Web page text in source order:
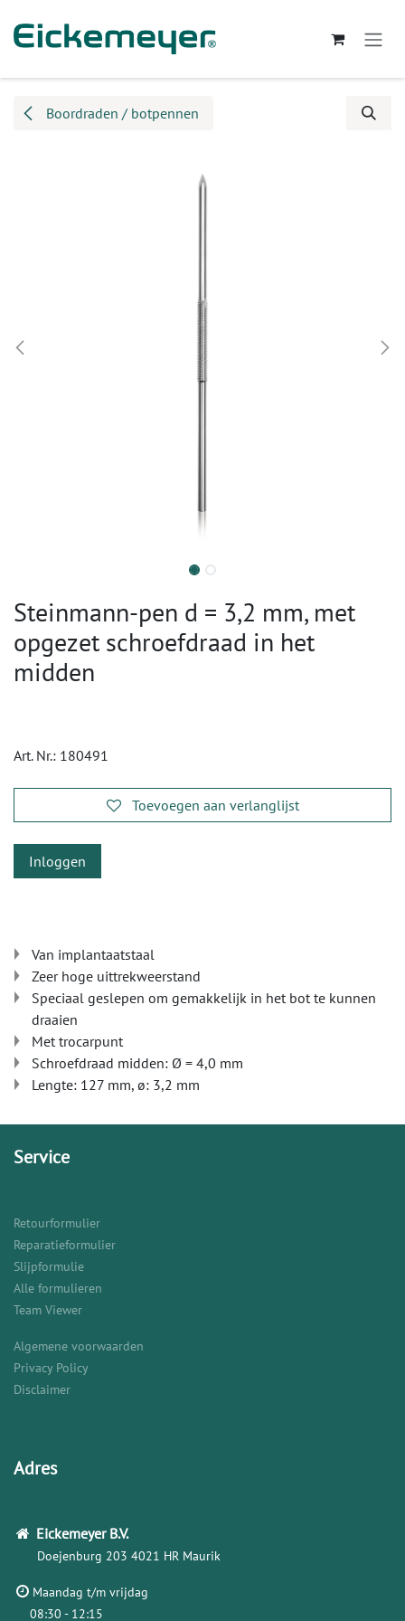
Boordraden / botpennen
Steinmann-pen d = 3,2 mm, met
opgezet schroefdraad in het
midden
Art. Nr.: 180491
Toevoegen aan verlanglijst
Inloggen
Van implantaatstaal
Zeer hoge uittrekweerstand
Speciaal geslepen om gemakkelijk in het bot te kunnen
draaien
Met trocarpunt
Schroefdraad midden: Ø = 4,0 mm
Lengte: 127 mm, ø: 3,2 mm
Service
Retourformulier
Reparatieformulier
Slijpformulie
Alle formulieren
Team Viewer
Algemene voorwaarden
Privacy Policy
Disclaimer
Adres
Eickemeyer B.V.
Doejenburg 203 4021 HR Maurik
Maandag t/m vrijdag
08:30 - 12:15